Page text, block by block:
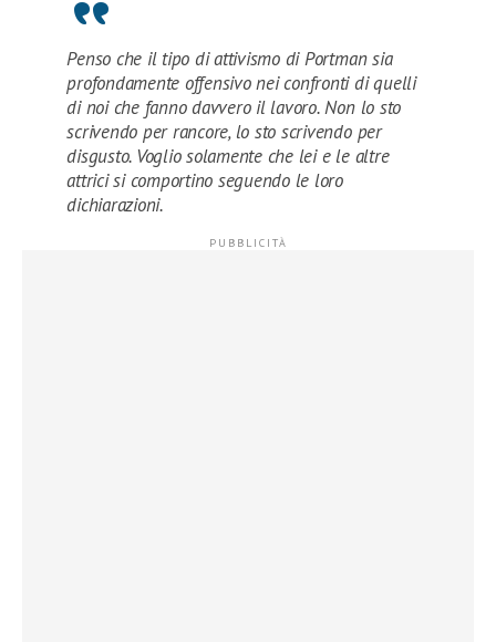
Penso che il tipo di attivismo di Portman sia
profondamente offensivo nei confronti di quelli
di noi che fanno davvero il lavoro. Non lo sto
scrivendo per rancore, lo sto scrivendo per
disgusto. Voglio solamente che lei e le altre
attrici si comportino seguendo le loro
dichiarazioni.